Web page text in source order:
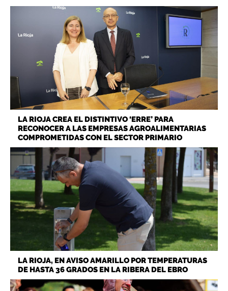
LA RIOJA CREA EL DISTINTIVO ‘ERRE’ PARA
RECONOCER A LAS EMPRESAS AGROALIMENTARIAS
COMPROMETIDAS CON EL SECTOR PRIMARIO
LA RIOJA, EN AVISO AMARILLO POR TEMPERATURAS
DE HASTA 36 GRADOS EN LA RIBERA DEL EBRO